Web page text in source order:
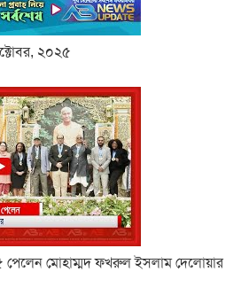
২০২৫
পেলেন মোহাম্মদ ফখরুল ইসলাম দেলোয়ার